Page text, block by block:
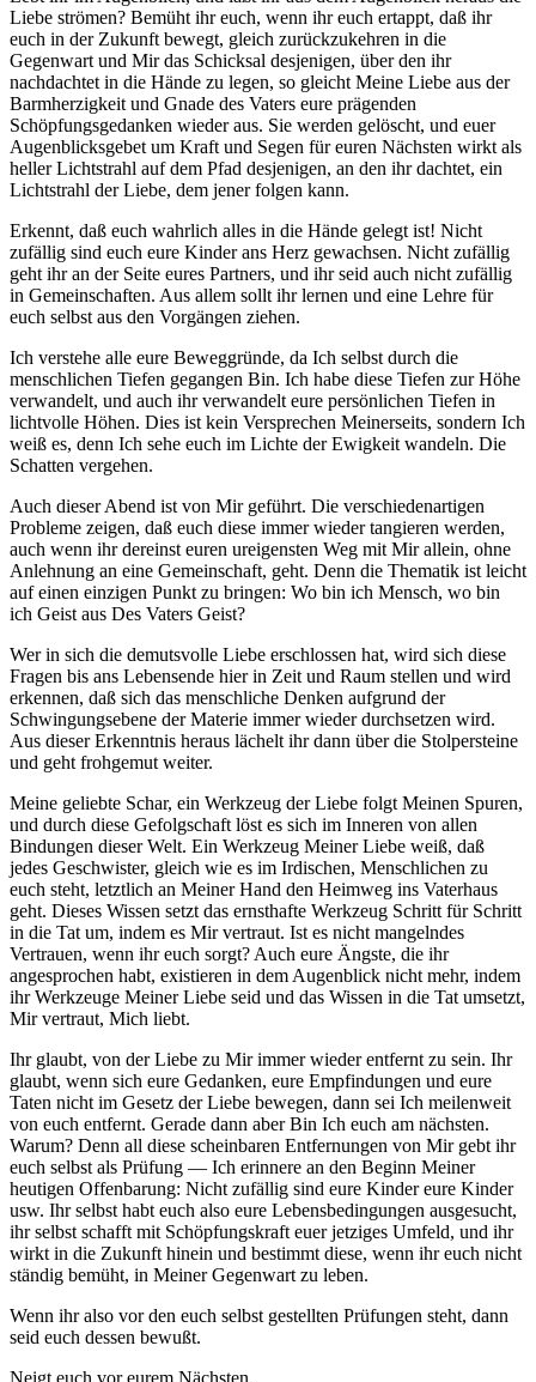
Liebe strömen? Bemüht ihr euch, wenn ihr euch ertappt, daß ihr
euch in der Zukunft bewegt, gleich zurückzukehren in die
Gegenwart und Mir das Schicksal desjenigen, über den ihr
nachdachtet in die Hände zu legen, so gleicht Meine Liebe aus der
Barmherzigkeit und Gnade des Vaters eure prägenden
Schöpfungsgedanken wieder aus. Sie werden gelöscht, und euer
Augenblicksgebet um Kraft und Segen für euren Nächsten wirkt als
heller Lichtstrahl auf dem Pfad desjenigen, an den ihr dachtet, ein
Lichtstrahl der Liebe, dem jener folgen kann.
Erkennt, daß euch wahrlich alles in die Hände gelegt ist! Nicht
zufällig sind euch eure Kinder ans Herz gewachsen. Nicht zufällig
geht ihr an der Seite eures Partners, und ihr seid auch nicht zufällig
in Gemeinschaften. Aus allem sollt ihr lernen und eine Lehre für
euch selbst aus den Vorgängen ziehen.
Ich verstehe alle eure Beweggründe, da Ich selbst durch die
menschlichen Tiefen gegangen Bin. Ich habe diese Tiefen zur Höhe
verwandelt, und auch ihr verwandelt eure persönlichen Tiefen in
lichtvolle Höhen. Dies ist kein Versprechen Meinerseits, sondern Ich
weiß es, denn Ich sehe euch im Lichte der Ewigkeit wandeln. Die
Schatten vergehen.
Auch dieser Abend ist von Mir geführt. Die verschiedenartigen
Probleme zeigen, daß euch diese immer wieder tangieren werden,
auch wenn ihr dereinst euren ureigensten Weg mit Mir allein, ohne
Anlehnung an eine Gemeinschaft, geht. Denn die Thematik ist leicht
auf einen einzigen Punkt zu bringen: Wo bin ich Mensch, wo bin
ich Geist aus Des Vaters Geist?
Wer in sich die demutsvolle Liebe erschlossen hat, wird sich diese
Fragen bis ans Lebensende hier in Zeit und Raum stellen und wird
erkennen, daß sich das menschliche Denken aufgrund der
Schwingungsebene der Materie immer wieder durchsetzen wird.
Aus dieser Erkenntnis heraus lächelt ihr dann über die Stolpersteine
und geht frohgemut weiter.
Meine geliebte Schar, ein Werkzeug der Liebe folgt Meinen Spuren,
und durch diese Gefolgschaft löst es sich im Inneren von allen
Bindungen dieser Welt. Ein Werkzeug Meiner Liebe weiß, daß
jedes Geschwister, gleich wie es im Irdischen, Menschlichen zu
euch steht, letztlich an Meiner Hand den Heimweg ins Vaterhaus
geht. Dieses Wissen setzt das ernsthafte Werkzeug Schritt für Schritt
in die Tat um, indem es Mir vertraut. Ist es nicht mangelndes
Vertrauen, wenn ihr euch sorgt? Auch eure Ängste, die ihr
angesprochen habt, existieren in dem Augenblick nicht mehr, indem
ihr Werkzeuge Meiner Liebe seid und das Wissen in die Tat umsetzt,
Mir vertraut, Mich liebt.
Ihr glaubt, von der Liebe zu Mir immer wieder entfernt zu sein. Ihr
glaubt, wenn sich eure Gedanken, eure Empfindungen und eure
Taten nicht im Gesetz der Liebe bewegen, dann sei Ich meilenweit
von euch entfernt. Gerade dann aber Bin Ich euch am nächsten.
Warum? Denn all diese scheinbaren Entfernungen von Mir gebt ihr
euch selbst als Prüfung — Ich erinnere an den Beginn Meiner
heutigen Offenbarung: Nicht zufällig sind eure Kinder eure Kinder
usw. Ihr selbst habt euch also eure Lebensbedingungen ausgesucht,
ihr selbst schafft mit Schöpfungskraft euer jetziges Umfeld, und ihr
wirkt in die Zukunft hinein und bestimmt diese, wenn ihr euch nicht
ständig bemüht, in Meiner Gegenwart zu leben.
Wenn ihr also vor den euch selbst gestellten Prüfungen steht, dann
seid euch dessen bewußt.
Neigt euch vor eurem Nächsten,